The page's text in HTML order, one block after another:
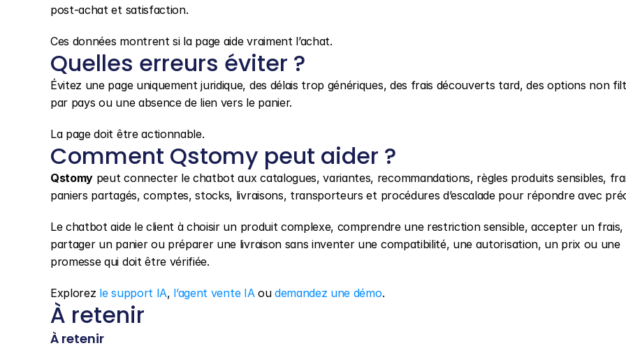
post-achat et satisfaction.
Ces données montrent si la page aide vraiment l’achat.
Quelles erreurs éviter ?
Évitez une page uniquement juridique, des délais trop génériques, des frais découverts tard, des options non
par pays ou une absence de lien vers le panier.
La page doit être actionnable.
Comment Qstomy peut aider ?
Qstomy peut connecter le chatbot aux catalogues, variantes, recommandations, règles produits sensibles,
paniers partagés, comptes, stocks, livraisons, transporteurs et procédures d’escalade pour répondre avec
Le chatbot aide le client à choisir un produit complexe, comprendre une restriction sensible, accepter un frais,
partager un panier ou préparer une livraison sans inventer une compatibilité, une autorisation, un prix ou une
promesse qui doit être vérifiée.
Explorez le support IA, l’agent vente IA ou demandez une démo.
À retenir
À retenir